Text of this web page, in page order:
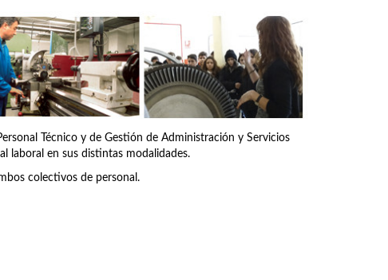
Técnico y de Gestión de Administración y Servicios
laboral en sus distintas modalidades.
colectivos de personal.